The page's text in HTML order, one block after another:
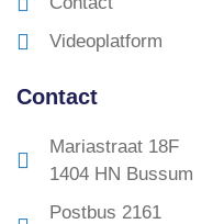
Videoplatform
Contact
Mariastraat 18F
1404 HN Bussum
Postbus 2161